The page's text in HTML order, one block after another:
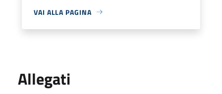
VAI ALLA PAGINA
Allegati